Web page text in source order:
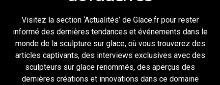
Visitez la section ‘Actualités’ de Glace.fr pour rester
informé des dernières tendances et événements dans le
monde de la sculpture surglace, où vous trouverez des
articles captivants, des interviews exclusives avec des
sculpteurs sur glace renommés, des aperçus des
dernières créations et innovations dans ce domaine